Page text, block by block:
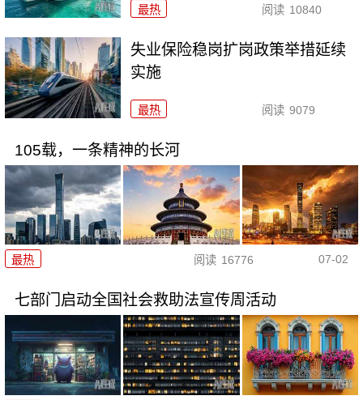
最热 阅读 10840
失业保险稳岗扩岗政策举措延续
实施
最热 阅读 9079
105载，一条精神的长河
最热 阅读 16776 07-02
七部门启动全国社会救助法宣传周活动